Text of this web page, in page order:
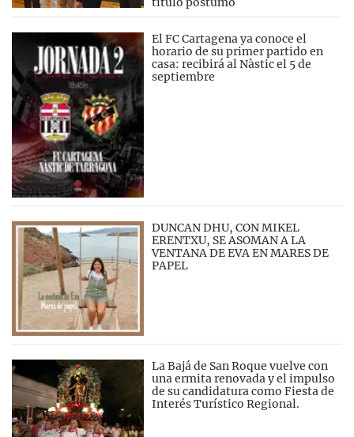
El FC Cartagena ya conoce el
horario de su primer partido en
casa: recibirá al Nàstic el 5 de
septiembre
DUNCAN DHU, CON MIKEL
ERENTXU, SE ASOMAN A LA
VENTANA DE EVA EN MARES DE
PAPEL
La Bajá de San Roque vuelve con
una ermita renovada y el impulso
de su candidatura como Fiesta de
Interés Turístico Regional.